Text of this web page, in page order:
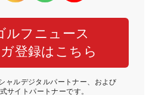
ルフニュース
登録はこちら
ャルデジタルパートナー、および
サイトパートナーです。